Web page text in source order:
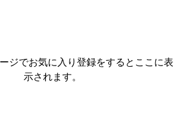
ジでお気に入り登録をすると ここに表
示されます。